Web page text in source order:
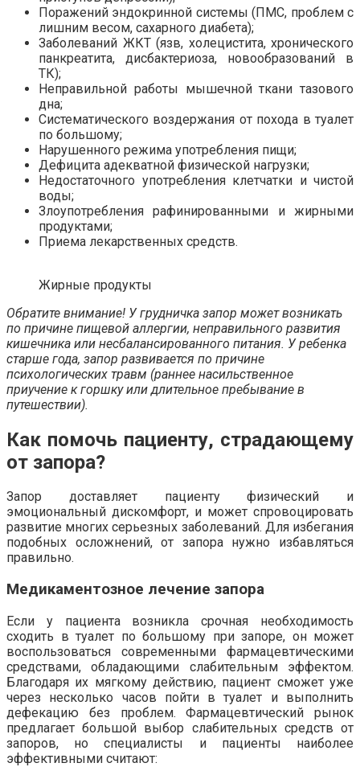
Поражений эндокринной системы (ПМС, проблем с
лишним весом, сахарного диабета);
Заболеваний ЖКТ (язв, холецистита, хронического
панкреатита, дисбактериоза, новообразований в
ТК);
Неправильной работы мышечной ткани тазового
дна;
Систематического воздержания от похода в туалет
по большому;
Нарушенного режима употребления пищи;
Дефицита адекватной физической нагрузки;
Недостаточного употребления клетчатки и чистой
воды;
Злоупотребления рафинированными и жирными
продуктами;
Приема лекарственных средств.
Жирные продукты
Обратите внимание! У грудничка запор может возникать
по причине пищевой аллергии, неправильного развития
кишечника или несбалансированного питания. У ребенка
старше года, запор развивается по причине
психологических травм (раннее насильственное
приучение к горшку или длительное пребывание в
путешествии).
Как помочь пациенту, страдающему
от запора?
Запор доставляет пациенту физический и
эмоциональный дискомфорт, и может спровоцировать
развитие многих серьезных заболеваний. Для избегания
подобных осложнений, от запора нужно избавляться
правильно.
Медикаментозное лечение запора
Если у пациента возникла срочная необходимость
сходить в туалет по большому при запоре, он может
воспользоваться современными фармацевтическими
средствами, обладающими слабительным эффектом.
Благодаря их мягкому действию, пациент сможет уже
через несколько часов пойти в туалет и выполнить
дефекацию без проблем. Фармацевтический рынок
предлагает большой выбор слабительных средств от
запоров, но специалисты и пациенты наиболее
эффективными считают: